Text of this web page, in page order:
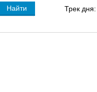
Трек дня: